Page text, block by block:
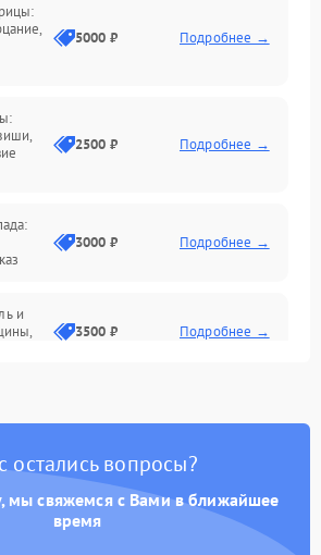
сбои
5000 ₽ Подробнее →
2500 ₽ Подробнее →
3000 ₽ Подробнее →
и
3500 ₽ Подробнее →
2500 ₽ Подробнее →
2000 ₽ Подробнее →
остались вопросы?
мы свяжемся с Вами в ближайшее
время